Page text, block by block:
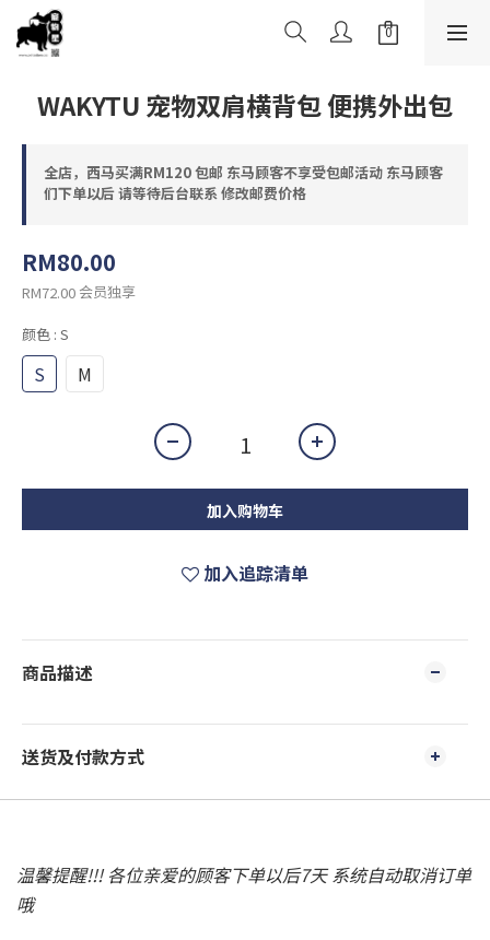
WAKYTU 宠物双肩横背包 便携外出包
全店，西马买满RM120 包邮 东马顾客不享受包邮活动 东马顾客
们下单以后 请等待后台联系 修改邮费价格
RM80.00
RM72.00 会员独享
颜色 : S
S M
加入购物车
加入追踪清单
商品描述
送货及付款方式
温馨提醒!!! 各位亲爱的顾客下单以后7天 系统自动取消订单
哦